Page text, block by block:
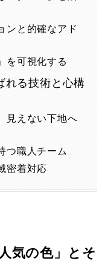
ンと的確なアド
を可視化する
れる技術と心構
見えない下地へ
つ職人チーム
密着対応
気の色」とそ